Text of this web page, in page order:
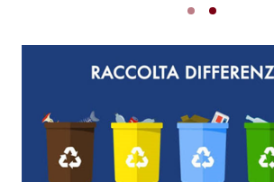
Ultime notizie